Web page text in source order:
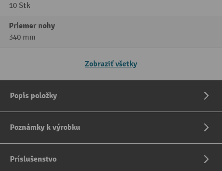
10 Stk
Priemer nohy
340 mm
Zobraziť všetky
Popis položky
Poznámky k výrobku
Príslušenstvo